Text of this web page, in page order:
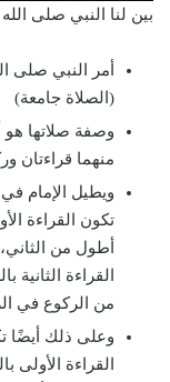
بين لنا النبي صلى
أمر النبي صلى
(الصلاة جامعة)
وصفة صلاتها هو
منهما قراءتان
ويطيل الإمام
تكون القراءة
أطول من
القراءة الثانية
من الركوع في
وعلى ذلك أيضًا
القراءة الأولى